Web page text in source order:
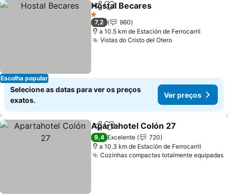
Escolha popular
PartilharAdicionar aos favoritos
Hostal Becares
1 Estrelas
7,2
960
a 10.5 km de Estación de Ferrocarril
Vistas do Cristo del Otero
Selecione as datas para ver os preços
exatos.
Ver preços
PartilharAdicionar aos favoritos
Apartahotel Colón 27
9,4 Excelente
720
a 10.3 km de Estación de Ferrocarril
Cozinhas compactas totalmente equipadas